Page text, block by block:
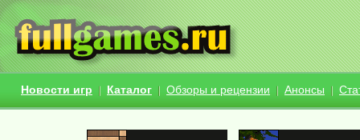
Новости игр Каталог Обзоры и рецензии Анонсы